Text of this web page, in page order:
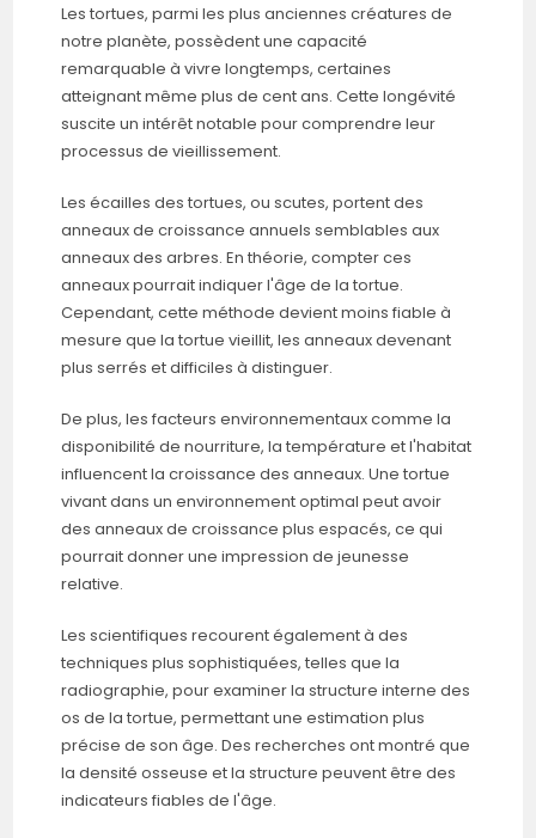
Les tortues, parmi les plus anciennes créatures de
notre planète, possèdent une capacité
remarquable à vivre longtemps, certaines
atteignant même plus de cent ans. Cette longévité
suscite un intérêt notable pour comprendre leur
processus de vieillissement.
Les écailles des tortues, ou scutes, portent des
anneaux de croissance annuels semblables aux
anneaux des arbres. En théorie, compter ces
anneaux pourrait indiquer l'âge de la tortue.
Cependant, cette méthode devient moins fiable à
mesure que la tortue vieillit, les anneaux devenant
plus serrés et difficiles à distinguer.
De plus, les facteurs environnementaux comme la
disponibilité de nourriture, la température et l'habitat
influencent la croissance des anneaux. Une tortue
vivant dans un environnement optimal peut avoir
des anneaux de croissance plus espacés, ce qui
pourrait donner une impression de jeunesse
relative.
Les scientifiques recourent également à des
techniques plus sophistiquées, telles que la
radiographie, pour examiner la structure interne des
os de la tortue, permettant une estimation plus
précise de son âge. Des recherches ont montré que
la densité osseuse et la structure peuvent être des
indicateurs fiables de l'âge.